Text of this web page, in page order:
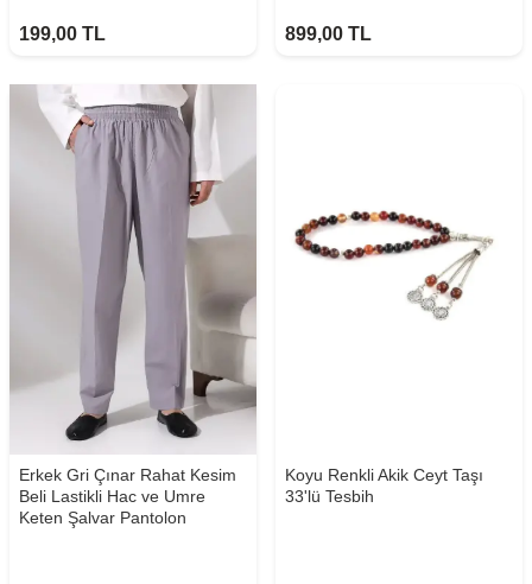
199,00 TL 899,00 TL
Erkek Gri Çınar Rahat Kesim
Beli Lastikli Hac ve Umre
Keten Şalvar Pantolon
Koyu Renkli Akik Ceyt Taşı
33'lü Tesbih